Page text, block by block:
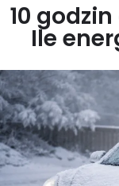
10
Ile